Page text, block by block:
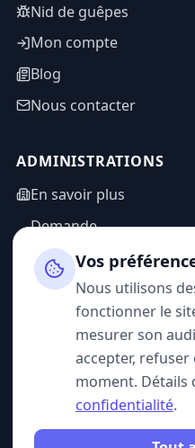
Nid de guêpes
Mon compte
Blog
Nous contacter
ADMINISTRATIONS
En savoir plus
Demande
d'information
Espace admin
SUIVEZ-
Vos
Nous utilisons
fonctionner le
mesurer son
accepter,
moment. Détails
confidentialité.